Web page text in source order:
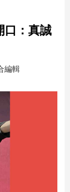
口：真誠
編輯